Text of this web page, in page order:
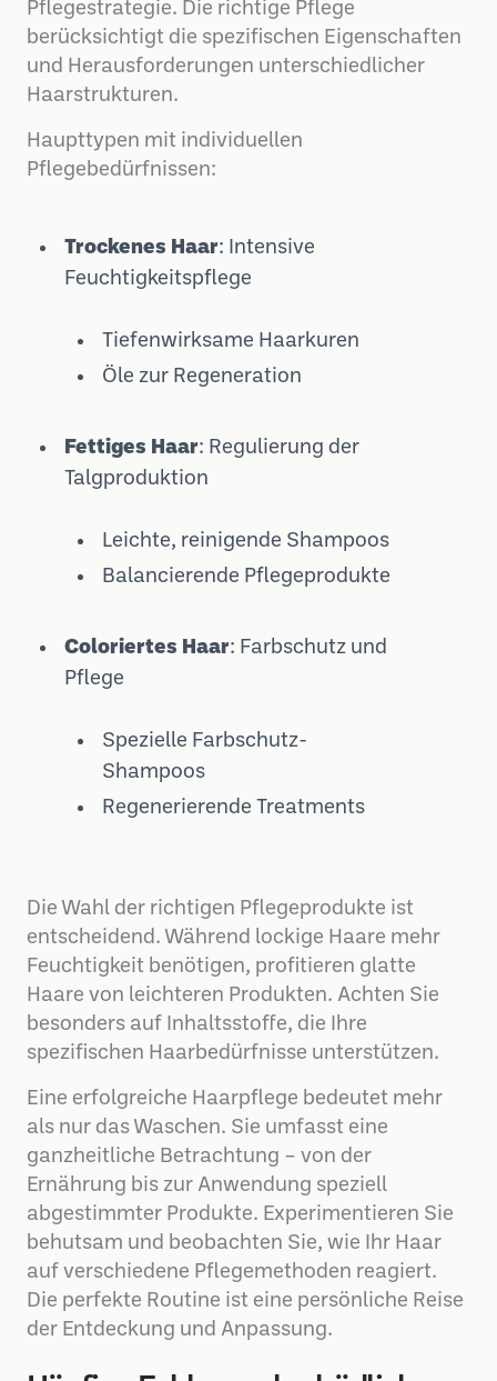
Pflegestrategie. Die richtige Pflege
berücksichtigt die spezifischen Eigenschaften
und Herausforderungen unterschiedlicher
Haarstrukturen.
Haupttypen mit individuellen
Pflegebedürfnissen:
Trockenes Haar: Intensive
Feuchtigkeitspflege
Tiefenwirksame Haarkuren
Öle zur Regeneration
Fettiges Haar: Regulierung der
Talgproduktion
Leichte, reinigende Shampoos
Balancierende Pflegeprodukte
Coloriertes Haar: Farbschutz und
Pflege
Spezielle Farbschutz-
Shampoos
Regenerierende Treatments
Die Wahl der richtigen Pflegeprodukte ist
entscheidend. Während lockige Haare mehr
Feuchtigkeit benötigen, profitieren glatte
Haare von leichteren Produkten. Achten Sie
besonders auf Inhaltsstoffe, die Ihre
spezifischen Haarbedürfnisse unterstützen.
Eine erfolgreiche Haarpflege bedeutet mehr
als nur das Waschen. Sie umfasst eine
ganzheitliche Betrachtung – von der
Ernährung bis zur Anwendung speziell
abgestimmter Produkte. Experimentieren Sie
behutsam und beobachten Sie, wie Ihr Haar
auf verschiedene Pflegemethoden reagiert.
Die perfekte Routine ist eine persönliche Reise
der Entdeckung und Anpassung.